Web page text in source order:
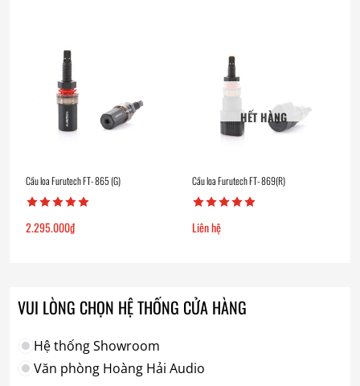
Cầu loa Furutech FT- 865 (G)
2.295.000₫
HẾT HÀNG
Cầu loa Furutech FT- 869(R)
Liên hệ
VUI LÒNG CHỌN HỆ THỐNG CỬA HÀNG
Hệ thống Showroom
Văn phòng Hoàng Hải Audio